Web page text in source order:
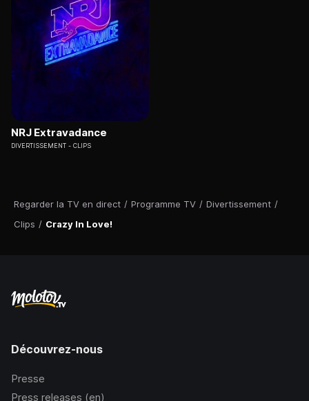
Regarder la TV en direct / Programme TV / Divertissement /
Clips / Crazy In Love!
NRJ Extravadance
DIVERTISSEMENT CLIPS
Découvrez-nous
Presse
Press releases (en)